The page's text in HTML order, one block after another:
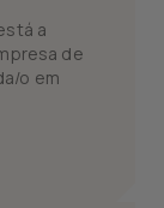
a
de
o em